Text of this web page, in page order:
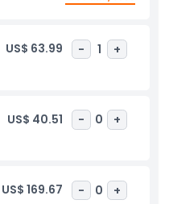
während der erfahrene
und ein sicheres, aber
Perspektive zu
an deine Zeit in
US$ 63.99 - 1 +
US$ 40.51 - 0 +
US$ 169.67 - 0 +